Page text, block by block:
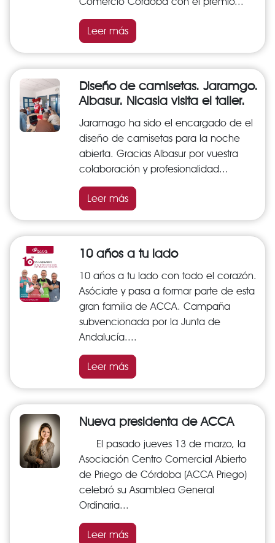
Leer más
Diseño de camisetas. Jaramgo.
Albasur. Nicasia visita el taller.
Jaramago ha sido el encargado de el
diseño de camisetas para la noche
abierta. Gracias Albasur por vuestra
colaboración y profesionalidad...
Leer más
10 años a tu lado
10 años a tu lado con todo el corazón.
Asóciate y pasa a formar parte de esta
gran familia de ACCA. Campaña
subvencionada por la Junta de
Andalucía....
Leer más
Nueva presidenta de ACCA
El pasado jueves 13 de marzo, la
Asociación Centro Comercial Abierto
de Priego de Córdoba (ACCA Priego)
celebró su Asamblea General
Ordinaria...
Leer más